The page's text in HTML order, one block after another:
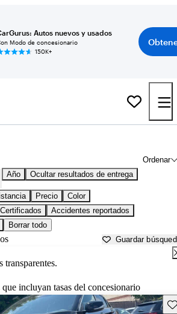
Autos nuevos y usados
Modo de concesionario
150K+
Ordenar
Año Ocultar resultados de entrega
Precio
Color
Accidentes reportados
Borrar todo
Guardar
transparentes.
incluyan tasas del concesionario